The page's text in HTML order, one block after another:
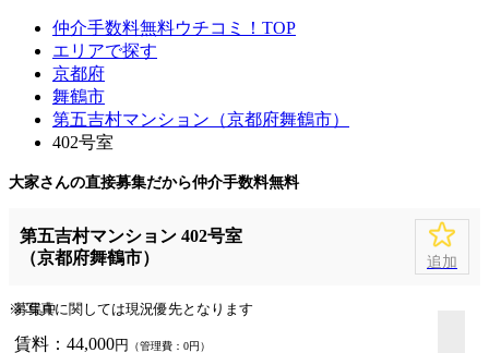
仲介手数料無料ウチコミ！TOP
エリアで探す
京都府
舞鶴市
第五吉村マンション（京都府舞鶴市）
402号室
大家さんの直接募集だから仲介手数料無料
第五吉村マンション 402号室
（京都府舞鶴市）
追加
募集中
※ 写真に関しては現況優先となります
賃料：44,000円 （管理費：0円）